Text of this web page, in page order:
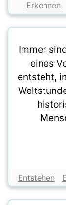
Erkennen
Immer
eines
entsteht,
Entstehen